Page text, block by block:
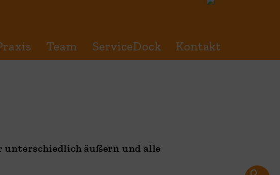
Team ServiceDock Kontakt
unterschiedlich äußern und alle